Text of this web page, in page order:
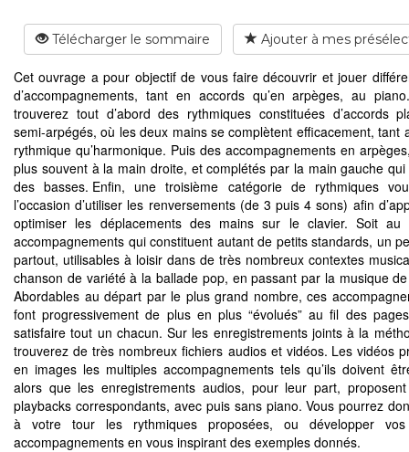
Télécharger le sommaire Ajouter à mes
Cet ouvrage a pour objectif de vous faire découvrir et jouer
d’accompagnements, tant en accords qu’en arpèges, au
trouverez tout d’abord des rythmiques constituées d’accords
semi-arpégés, où les deux mains se complètent efficacement, tant
rythmique qu’harmonique. Puis des accompagnements en
plus souvent à la main droite, et complétés par la main gauche qui
des basses. Enfin, une troisième catégorie de rythmiques
l’occasion d’utiliser les renversements (de 3 puis 4 sons) afin
optimiser les déplacements des mains sur le clavier. Soit au
accompagnements qui constituent autant de petits standards, un
partout, utilisables à loisir dans de très nombreux contextes
chanson de variété à la ballade pop, en passant par la musique
Abordables au départ par le plus grand nombre, ces
font progressivement de plus en plus “évolués” au fil des
satisfaire tout un chacun. Sur les enregistrements joints à la
trouverez de très nombreux fichiers audios et vidéos. Les vidéos
en images les multiples accompagnements tels qu’ils doivent
alors que les enregistrements audios, pour leur part,
playbacks correspondants, avec puis sans piano. Vous pourrez
à votre tour les rythmiques proposées, ou développer vos
accompagnements en vous inspirant des exemples donnés.